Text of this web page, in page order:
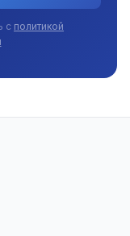
с политикой